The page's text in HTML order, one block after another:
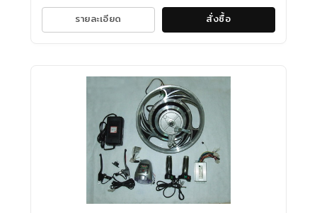
รายละเอียด สั่งซื้อ